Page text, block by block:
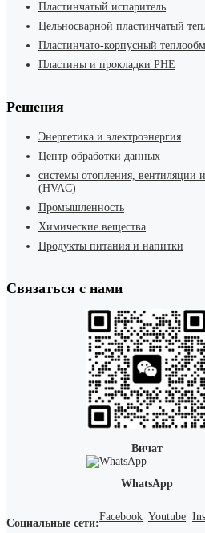
Пластинчатый испаритель
Цельносварной пластинчатый
Пластинчато-корпусный
Пластины и прокладки PHE
Решения
Энергетика и электроэнергия
Центр обработки данных
системы отопления, вентиляции
(HVAC)
Промышленность
Химические вещества
Продукты питания и напитки
Связаться с нами
Вичат
WhatsApp
Социальные сети:Facebook Youtube